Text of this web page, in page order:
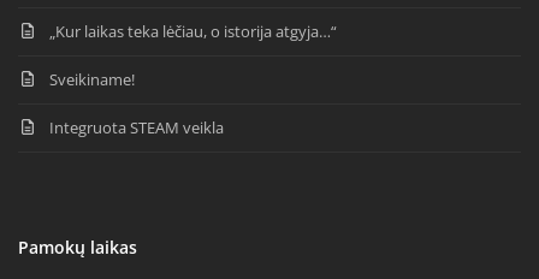
„Kur laikas teka lėčiau, o istorija atgyja…“
Sveikiname!
Integruota STEAM veikla
Pamokų laikas